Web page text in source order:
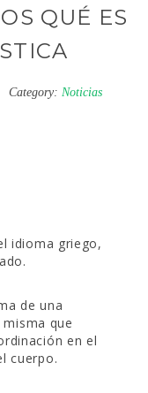
QUÉ ES
Category: Noticias
idioma griego,
de una
que
en el
cuerpo.